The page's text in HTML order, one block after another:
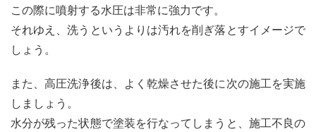
この際に噴射する水圧は非常に強力です。
それゆえ、洗うというよりは汚れを削ぎ落とすイメージで
しょう。
また、高圧洗浄後は、よく乾燥させた後に次の施工を実施
しましょう。
水分が残った状態で塗装を行なってしまうと、施工不良の